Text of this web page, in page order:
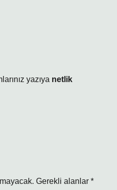
yazıya netlik
Gerekli alanlar *